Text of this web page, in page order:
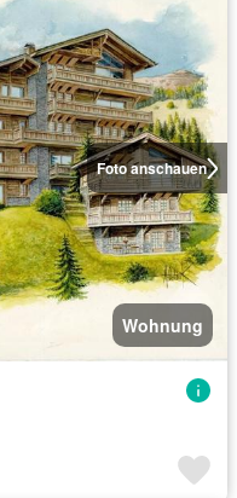
Foto anschauen
Wohnung